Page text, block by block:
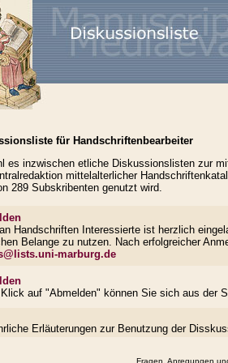
für Handschriftenbearbeiter
es inzwischen etliche Diskussionslisten zur
mittelalterlicher
289 Subskribenten genutzt wird.
Handschriften Interessierte ist herzlich
Belange zu nutzen. Nach erfolgreicher
marburg.de
Klick auf "Abmelden" können Sie sich aus der
Erläuterungen zur Benutzung der
Fragen, Anregungen